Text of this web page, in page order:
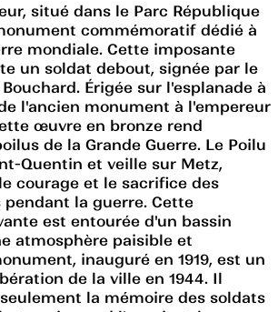
situé dans le Parc République
commémoratif dédié à
mondiale. Cette imposante
un soldat debout, signée par le
Érigée sur l'esplanade à
l'ancien monument à l'empereur
œuvre en bronze rend
de la Grande Guerre. Le Poilu
Quentin et veille sur Metz,
courage et le sacrifice des
la guerre. Cette
est entourée d'un bassin
atmosphère paisible et
inauguré en 1919, est un
de la ville en 1944. Il
la mémoire des soldats